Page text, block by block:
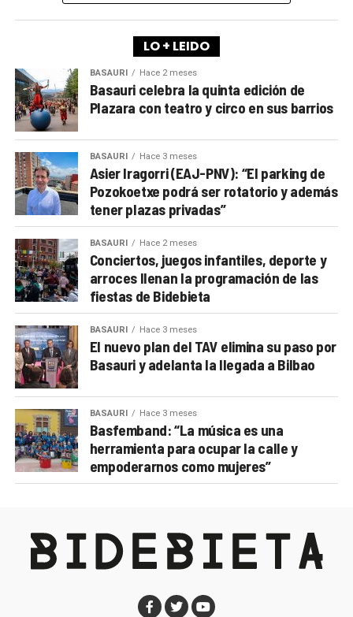
LO + LEIDO
BASAURI Hace 2 meses
Basauri celebra la quinta edición de
Plazara con teatro y circo en sus barrios
BASAURI Hace 3 meses
Asier Iragorri (EAJ-PNV): “El parking de
Pozokoetxe podrá ser rotatorio y además
tener plazas privadas”
BASAURI Hace 2 meses
Conciertos, juegos infantiles, deporte y
arroces llenan la programación de las
fiestas de Bidebieta
BASAURI Hace 3 meses
El nuevo plan del TAV elimina su paso por
Basauri y adelanta la llegada a Bilbao
BASAURI Hace 3 meses
Basfemband: “La música es una
herramienta para ocupar la calle y
empoderarnos como mujeres”